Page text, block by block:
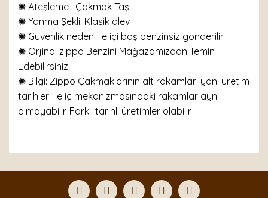
✺ Ateşleme : Çakmak Taşı
✺ Yanma Şekli: Klasik alev
✺ Güvenlik nedeni ile içi boş benzinsiz gönderilir .
✺ Orjinal zippo Benzini Mağazamızdan Temin
Edebilirsiniz.
✺ Bilgi: Zippo Çakmaklarının alt rakamları yani üretim
tarihleri ile iç mekanizmasındaki rakamlar aynı
olmayabilir. Farklı tarihli üretimler olabilir.
formunu kullanarak tarafımıza iletebilirsiniz.
Görüş ve önerileriniz için teşekkür ederiz.